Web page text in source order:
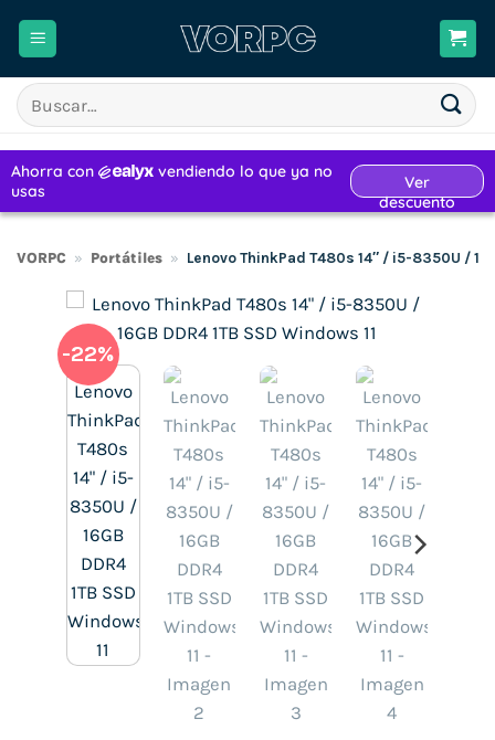
Buscar
por:
VORPC » Portátiles » Lenovo ThinkPad T480s 14″ / i5-8350U /
-22%